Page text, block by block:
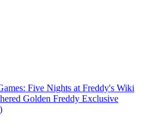
Five Nights at Freddy's Wiki
Golden Freddy Exclusive